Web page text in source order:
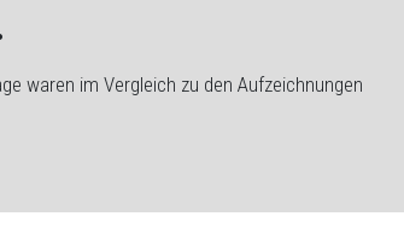
waren im Vergleich zu den Aufzeichnungen